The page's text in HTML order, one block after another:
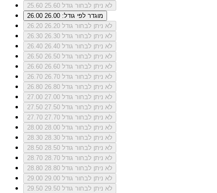
25.60
לא ניתן לבחור גודל 25.60
26.00
מוגדר לפי גודל: 26.00
26.20
לא ניתן לבחור גודל 26.20
26.30
לא ניתן לבחור גודל 26.30
26.40
לא ניתן לבחור גודל 26.40
26.50
לא ניתן לבחור גודל 26.50
26.60
לא ניתן לבחור גודל 26.60
26.70
לא ניתן לבחור גודל 26.70
26.80
לא ניתן לבחור גודל 26.80
27.00
לא ניתן לבחור גודל 27.00
27.50
לא ניתן לבחור גודל 27.50
27.70
לא ניתן לבחור גודל 27.70
28.00
לא ניתן לבחור גודל 28.00
28.30
לא ניתן לבחור גודל 28.30
28.50
לא ניתן לבחור גודל 28.50
28.70
לא ניתן לבחור גודל 28.70
28.80
לא ניתן לבחור גודל 28.80
29.00
לא ניתן לבחור גודל 29.00
29.50
לא ניתן לבחור גודל 29.50